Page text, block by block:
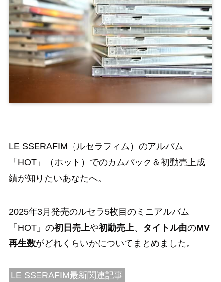
LE SSERAFIM（ルセラフィム）のアルバム
「HOT」（ホット）でのカムバック＆初動売上成
績が知りたいあなたへ。
2025年3月発売のルセラ5枚目のミニアルバム
「HOT」の初日売上や初動売上、 タイトル曲のMV
再生数がどれくらいかについてまとめました。
LE SSERAFIM最新関連記事